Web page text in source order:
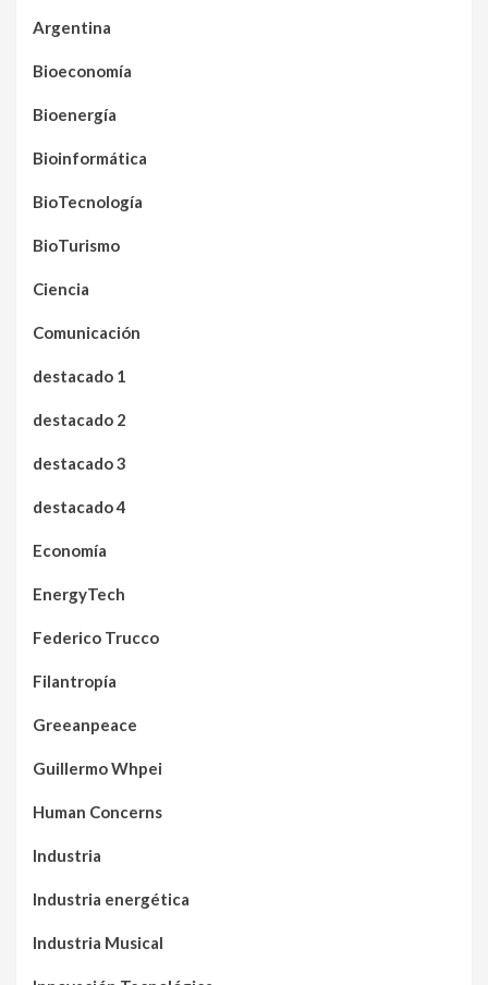
Argentina
Bioeconomía
Bioenergía
Bioinformática
BioTecnología
BioTurismo
Ciencia
Comunicación
destacado 1
destacado 2
destacado 3
destacado 4
Economía
EnergyTech
Federico Trucco
Filantropía
Greeanpeace
Guillermo Whpei
Human Concerns
Industria
Industria energética
Industria Musical